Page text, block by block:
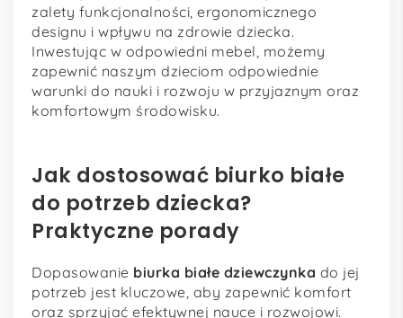
zalety funkcjonalności, ergonomicznego
designu i wpływu na zdrowie dziecka.
Inwestując w odpowiedni mebel, możemy
zapewnić naszym dzieciom odpowiednie
warunki do nauki i rozwoju w przyjaznym oraz
komfortowym środowisku.
Jak dostosować biurko białe
do potrzeb dziecka?
Praktyczne porady
Dopasowanie biurka białe dziewczynka do jej
potrzeb jest kluczowe, aby zapewnić komfort
oraz sprzyjać efektywnej nauce i rozwojowi.